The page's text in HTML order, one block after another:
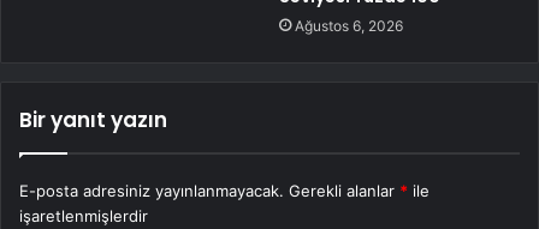
Ağustos 6, 2026
Bir yanıt yazın
E-posta adresiniz yayınlanmayacak. Gerekli alanlar * ile
işaretlenmişlerdir